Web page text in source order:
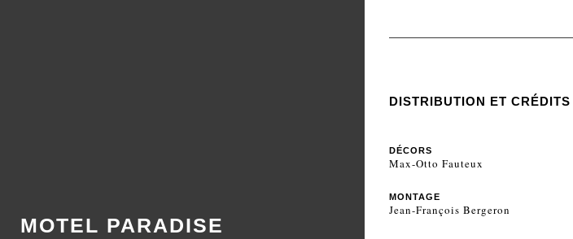
MOTEL PARADISE
DISTRIBUTION ET CRÉDITS
DÉCORS
Max-Otto Fauteux
MONTAGE
Jean-François Bergeron